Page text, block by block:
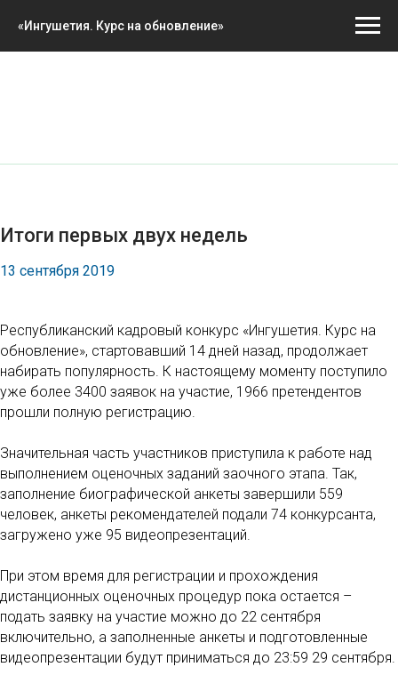
«Ингушетия. Курс на обновление»
Итоги первых двух недель
13 сентября 2019
Республиканский кадровый конкурс «Ингушетия. Курс на
обновление», стартовавший 14 дней назад, продолжает
набирать популярность. К настоящему моменту поступило
уже более 3400 заявок на участие, 1966 претендентов
прошли полную регистрацию.
Значительная часть участников приступила к работе над
выполнением оценочных заданий заочного этапа. Так,
заполнение биографической анкеты завершили 559
человек, анкеты рекомендателей подали 74 конкурсанта,
загружено уже 95 видеопрезентаций.
При этом время для регистрации и прохождения
дистанционных оценочных процедур пока остается –
подать заявку на участие можно до 22 сентября
включительно, а заполненные анкеты и подготовленные
видеопрезентации будут приниматься до 23:59 29 сентября.